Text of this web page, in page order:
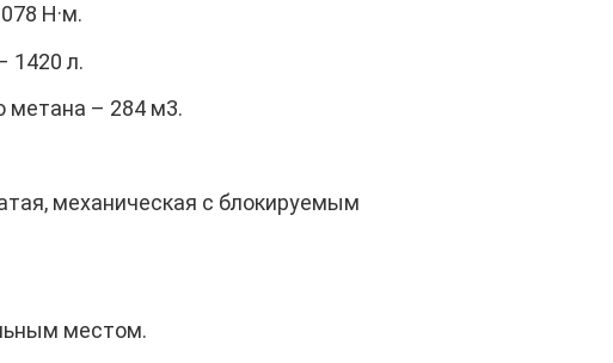
Н·м.
1420 л.
метана – 284 м3.
механическая с блокируемым
местом.